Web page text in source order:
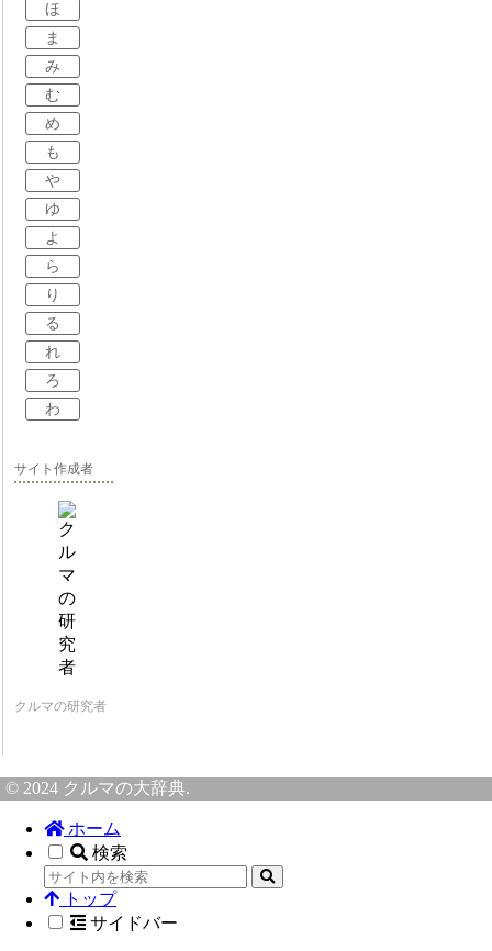
ほ
ま
み
む
め
も
や
ゆ
よ
ら
り
る
れ
ろ
わ
サイト作成者
クルマの研究者
© 2024 クルマの大辞典.
ホーム
検索
トップ
サイドバー